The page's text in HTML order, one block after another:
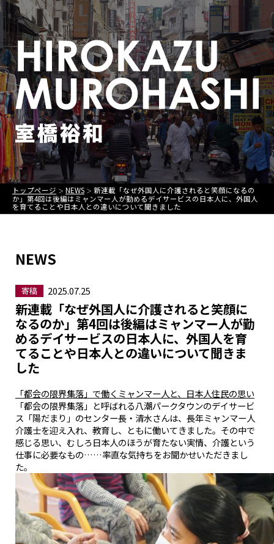
トップページ ＞ NEWS ＞ 新連載「なぜ外国人に介護されると笑顔になるの
か」第4回は後編はミャンマー人が勤めるデイサービスの日本人に、外国人
を育てることや日本人との違いについて聞きました
NEWS
寄稿 2025.07.25
新連載「なぜ外国人に介護されると笑顔に
なるのか」第4回は後編はミャンマー人が勤
めるデイサービスの日本人に、外国人を育
てることや日本人との違いについて聞きま
した
「都会の限界集落」で働くミャンマー人と、日本人住民の思い
「都会の限界集落」と呼ばれる八潮パークタウンのデイサービ
ス「陽だまり」のセンター長・清水さんは、長年ミャンマー人
介護士を迎え入れ、教育し、ともに働いてきました。その中で
感じる思い、むしろ日本人のほうが育たない実情、介護という
仕事に必要なもの……率直な気持ちをお聞かせいただきまし
た。